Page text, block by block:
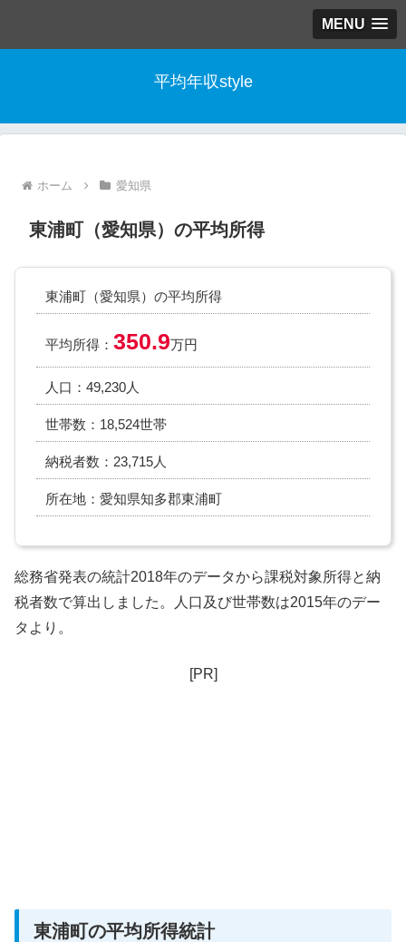
MENU
平均年収style
ホーム 愛知県
東浦町（愛知県）の平均所得
東浦町（愛知県）の平均所得
平均所得： 350.9万円
人口：49,230人
世帯数：18,524世帯
納税者数：23,715人
所在地：愛知県知多郡東浦町
総務省発表の統計2018年のデータから課税対象所得と納
税者数で算出しました。人口及び世帯数は2015年のデー
タより。
[PR]
東浦町の平均所得統計